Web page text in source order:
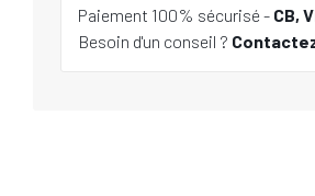
Paiement 100% sécurisé - CB,
Besoin d'un conseil ?